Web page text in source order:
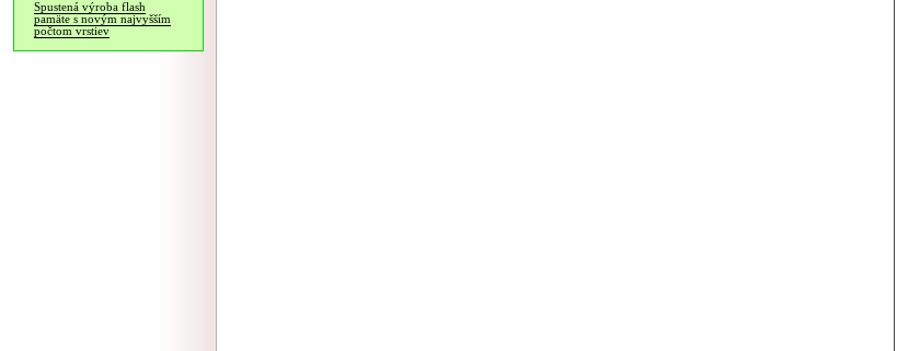
Spustená výroba flash
pamäte s novým najvyšším
počtom vrstiev